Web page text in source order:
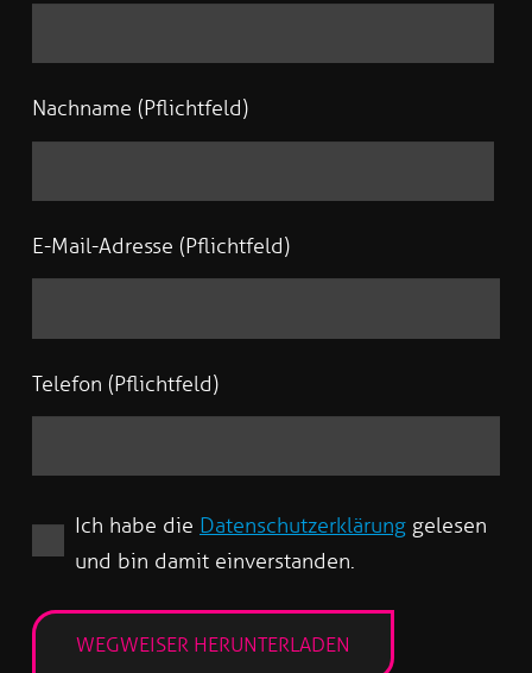
Nachname (Pflichtfeld)
E-Mail-Adresse (Pflichtfeld)
Telefon (Pflichtfeld)
Ich habe die Datenschutzerklärung gelesen
und bin damit einverstanden.